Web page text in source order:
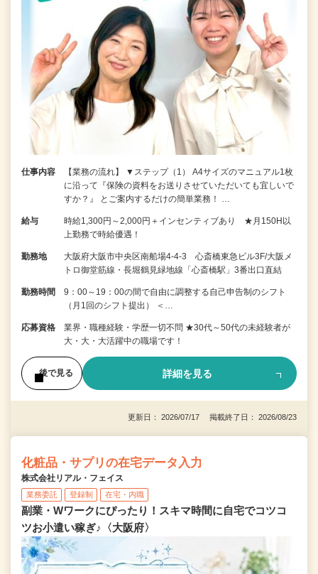
仕事内容
【業務の流れ】 ▼ステップ（1） A4サイズのマニュアル1枚
に沿って『保険の資料をお送りさせていただいても宜しいで
すか？』 とご案内するだけの簡単業務！ …
給与
時給1,300円～2,000円＋インセンティブあり ★月150H以
上勤務で時給優遇！
勤務地
大阪府大阪市中央区南船場4-4-3 心斎橋東急ビル3F/大阪メ
トロ御堂筋線・長堀鶴見緑地線「心斎橋駅」3番出口直結
勤務時間
9：00～19：00の間で自由に調整する自己申告制のシフト
（月1回のシフト提出） ＜…
応募資格
業界・職種経験・学歴一切不問 ★30代～50代の未経験者が
大・大・大活躍中の職場です！
後で見る 詳細を見る
更新日： 2026/07/17 掲載終了日： 2026/08/23
化粧品・サプリの在宅データ入力
株式会社リアル・フェイス
業務委託 登録制 在宅・内職
副業・Wワークにぴったり！スキマ時間に自宅でコツコ
ツお小遣い稼ぎ♪〈大阪府〉